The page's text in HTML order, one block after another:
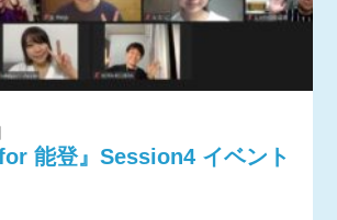
能登』Session4 イベント